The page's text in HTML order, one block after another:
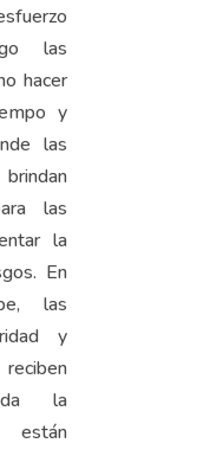
las
hacer
y
las
las
la
En
las
y
la
están